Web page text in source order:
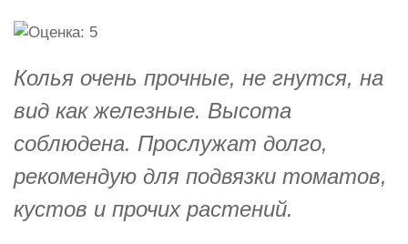
Колья очень прочные, не гнутся, на
вид как железные. Высота
соблюдена. Прослужат долго,
рекомендую для подвязки томатов,
кустов и прочих растений.